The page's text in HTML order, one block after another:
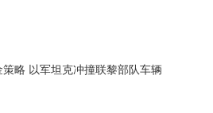
策略 以军坦克冲撞联黎部队车辆